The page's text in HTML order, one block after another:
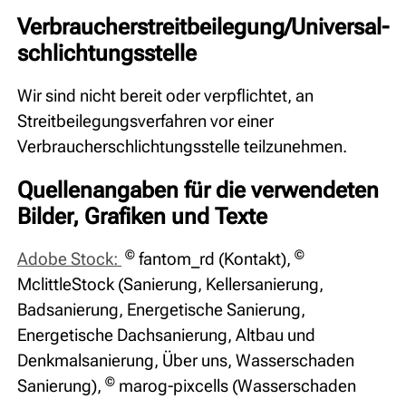
Verbraucher­streit­beilegung/Universal­
schlichtungs­stelle
Wir sind nicht bereit oder verpflichtet, an
Streitbeilegungsverfahren vor einer
Verbraucherschlichtungsstelle teilzunehmen.
Quellenangaben für die verwendeten
Bilder, Grafiken und Texte
Adobe Stock: © fantom_rd (Kontakt), ©
MclittleStock (Sanierung, Kellersanierung,
Badsanierung, Energetische Sanierung,
Energetische Dachsanierung, Altbau und
Denkmalsanierung, Über uns, Wasserschaden
Sanierung), © marog-pixcells (Wasserschaden